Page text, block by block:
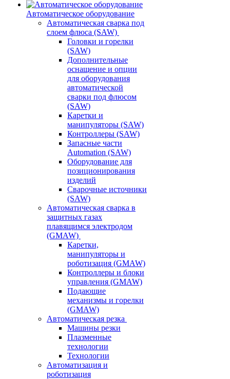
Автоматическое оборудование
Автоматическая сварка под
слоем флюса (SAW)
Головки и горелки
(SAW)
Дополнительные
оснащение и опции
для оборудования
автоматической
сварки под флюсом
(SAW)
Каретки и
манипуляторы (SAW)
Контроллеры (SAW)
Запасные части
Automation (SAW)
Оборудование для
позиционирования
изделий
Сварочные источники
(SAW)
Автоматическая сварка в
защитных газах
плавящимся электродом
(GMAW)
Каретки,
манипуляторы и
роботизация (GMAW)
Контроллеры и блоки
управления (GMAW)
Подающие
механизмы и горелки
(GMAW)
Автоматическая резка
Машины резки
Плазменные
технологии
Технологии
Автоматизация и
роботизация